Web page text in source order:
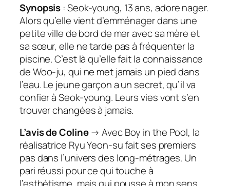
Synopsis : Seok-young, 13 ans, adore nager.
Alors qu’elle vient d’emménager dans une
petite ville de bord de mer avec sa mère et
sa sœur, elle ne tarde pas à fréquenter la
piscine. C’est là qu’elle fait la connaissance
de Woo-ju, qui ne met jamais un pied dans
l’eau. Le jeune garçon a un secret, qu’il va
confier à Seok-young. Leurs vies vont s’en
trouver changées à jamais.
L’avis de Coline→ AvecBoy in the Pool, la
réalisatrice Ryu Yeon-su fait ses premiers
pas dans l’univers des long-métrages. Un
pari réussi pour ce qui touche à